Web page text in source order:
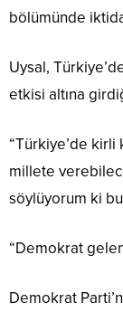
bölümünde
Uysal,
etkisi altına
“Türkiye’de
millete
söylüyorum ki
“Demokrat
Demokrat